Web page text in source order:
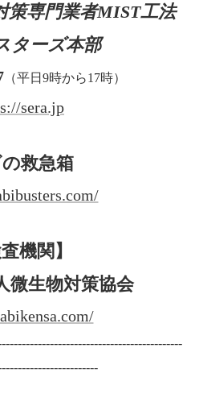
策専門業者MIST工法
ターズ本部
（平日9時から17時）
sera.jp
救急箱
査機関】
微生物対策協会